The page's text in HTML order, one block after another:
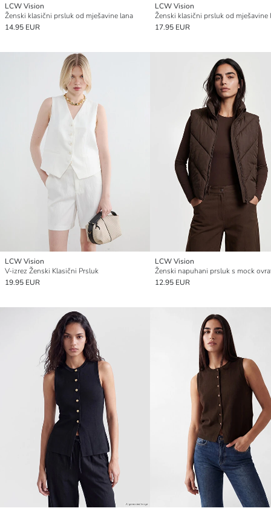
LCW Vision
Ženski klasični prsluk od mješavine lana
14.95 EUR
LCW Vision
17.95 EUR
LCW Vision
V-izrez Ženski Klasični Prsluk
19.95 EUR
LCW Vision
Ženski napuhani prsluk s mock
12.95 EUR